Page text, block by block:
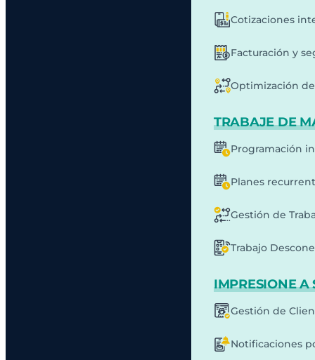
Cotizaciones
Facturación y
Optimización
TRABAJE DE
Programación
Planes
Gestión de
Trabajo
IMPRESIONE A
Gestión de
Notificaciones